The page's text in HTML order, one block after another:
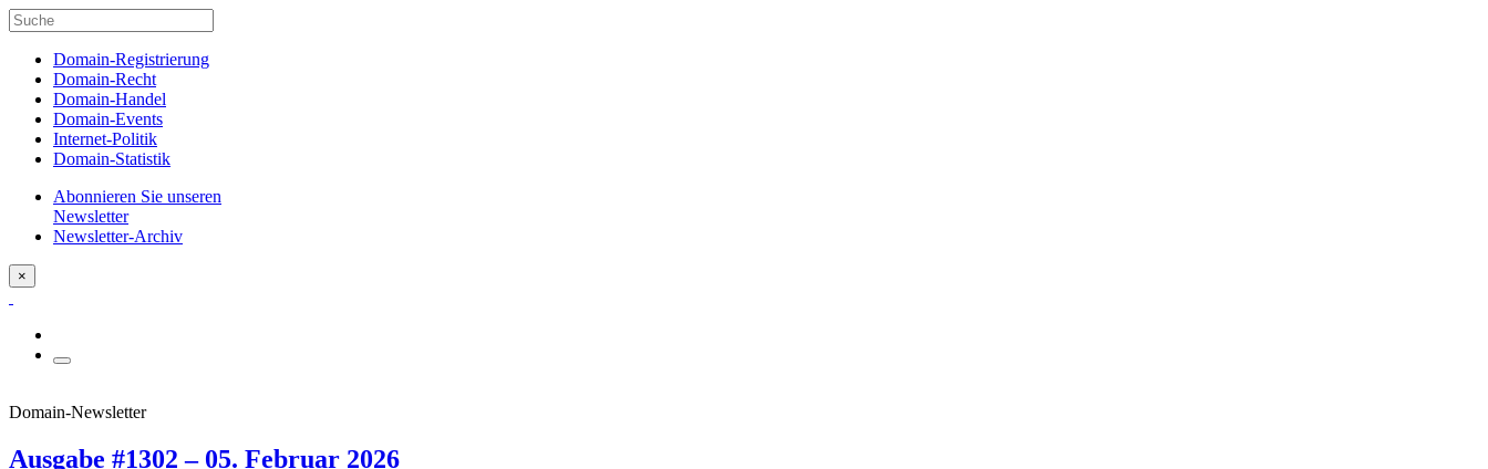
Domain-Registrierung
Domain-Recht
Domain-Handel
Domain-Events
Internet-Politik
Domain-Statistik
Abonnieren Sie unseren
Newsletter
Newsletter-Archiv
×
Domain-Newsletter
Ausgabe #1302 – 05. Februar 2026